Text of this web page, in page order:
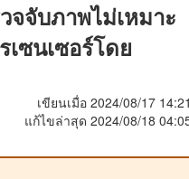
จจับภาพไม่เหมาะ
ซนเซอร์โดย
เขียนเมื่อ 2024/08/17
แก้ไขล่าสุด 2024/08/18